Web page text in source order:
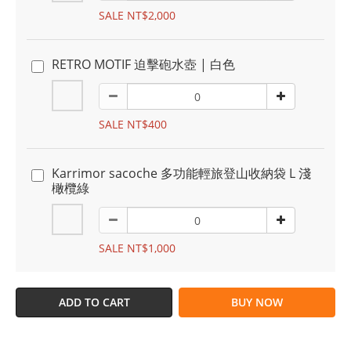
SALE NT$2,000
RETRO MOTIF 迫擊砲水壺 | 白色
SALE NT$400
Karrimor sacoche 多功能輕旅登山收納袋 L 淺
橄欖綠
SALE NT$1,000
ADD TO CART BUY NOW